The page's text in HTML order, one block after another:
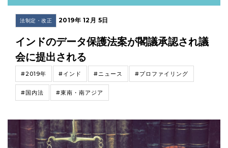
法制定・改正 2019年 12月 5日
インドのデータ保護法案が閣議承認され議
会に提出される
#2019年 #インド #ニュース #プロファイリング
#国内法 #東南・南アジア